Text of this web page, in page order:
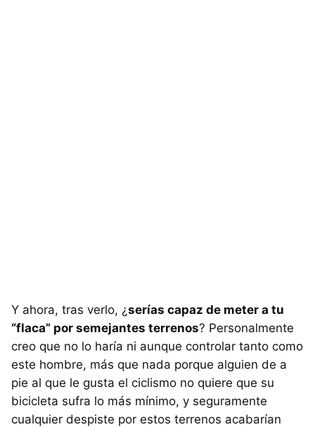
Y ahora, tras verlo, ¿serías capaz de meter a tu
“flaca” por semejantes terrenos? Personalmente
creo que no lo haría ni aunque controlar tanto como
este hombre, más que nada porque alguien de a
pie al que le gusta el ciclismo no quiere que su
bicicleta sufra lo más mínimo, y seguramente
cualquier despiste por estos terrenos acabarían